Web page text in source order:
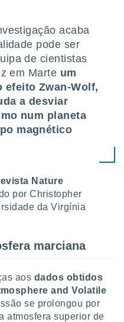
acaba
pode ser
de cientistas
em Marte um
efeito Zwan-Wolf,
a desviar
num planeta
magnético
Nature
por Christopher
da Virgínia
marciana
aos dados obtidos
and Volatile
se prolongou por
atmosfera superior de